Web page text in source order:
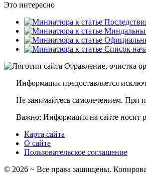
Это интересно
Информация предоставляется
Не занимайтесь самолечением. При
Важно: Информация на сайте носит
Карта сайта
О сайте
Пользовательское соглашение
© 2026 ~ Все права защищены.